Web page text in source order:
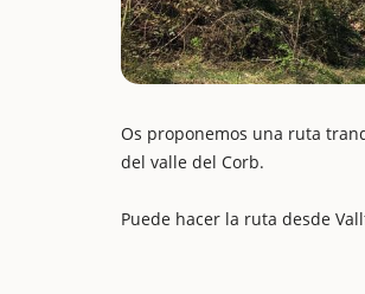
Os proponemos una ruta
del valle del Corb.
Puede hacer la ruta desde